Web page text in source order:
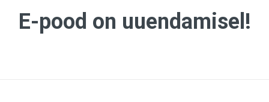
E-pood on uuendamisel!